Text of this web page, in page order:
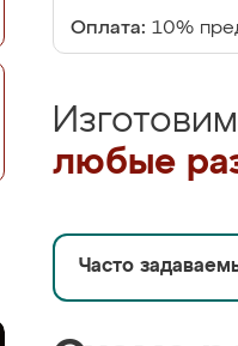
Оплата: 10%
любые
Часто